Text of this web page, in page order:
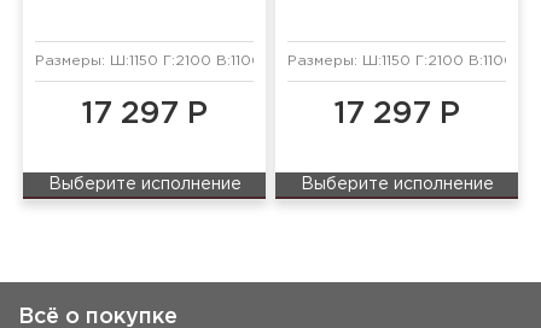
Размеры: Ш:1150 Г:2100 В:1100 мм
17 297 Р
Выберите исполнение
Размеры: Ш:1150 Г:2100 В:1100 мм
17 297 Р
Выберите исполнение
Всё о покупке